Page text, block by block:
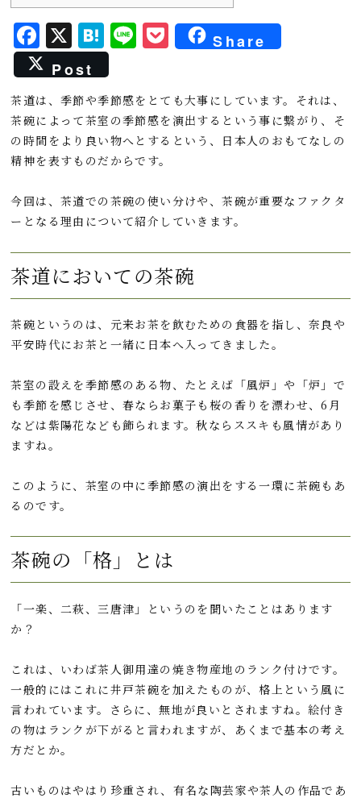
F
a
c
e
b
o
o
k
X H
a
t
e
n
a
L
i
n
e
P
o
c
k
e
Share
Post
茶道は、季節や季節感をとても大事にしています。それは、
茶碗によって茶室の季節感を演出するという事に繋がり、そ
の時間をより良い物へとするという、日本人のおもてなしの
精神を表すものだからです。
今回は、茶道での茶碗の使い分けや、茶碗が重要なファクタ
ーとなる理由について紹介していきます。
茶道においての茶碗
茶碗というのは、元来お茶を飲むための食器を指し、奈良や
平安時代にお茶と一緒に日本へ入ってきました。
茶室の設えを季節感のある物、たとえば「風炉」や「炉」で
も季節を感じさせ、春ならお菓子も桜の香りを漂わせ、6月
などは紫陽花なども飾られます。秋ならススキも風情があり
ますね。
このように、茶室の中に季節感の演出をする一環に茶碗もあ
るのです。
茶碗の「格」とは
「一楽、二萩、三唐津」というのを聞いたことはあります
か？
これは、いわば茶人御用達の焼き物産地のランク付けです。
一般的にはこれに井戸茶碗を加えたものが、格上という風に
言われています。さらに、無地が良いとされますね。絵付き
の物はランクが下がると言われますが、あくまで基本の考え
方だとか。
古いものはやはり珍重され、有名な陶芸家や茶人の作品であ